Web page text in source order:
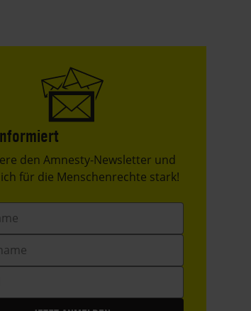
den Amnesty-Newsletter und
für die Menschenrechte stark!